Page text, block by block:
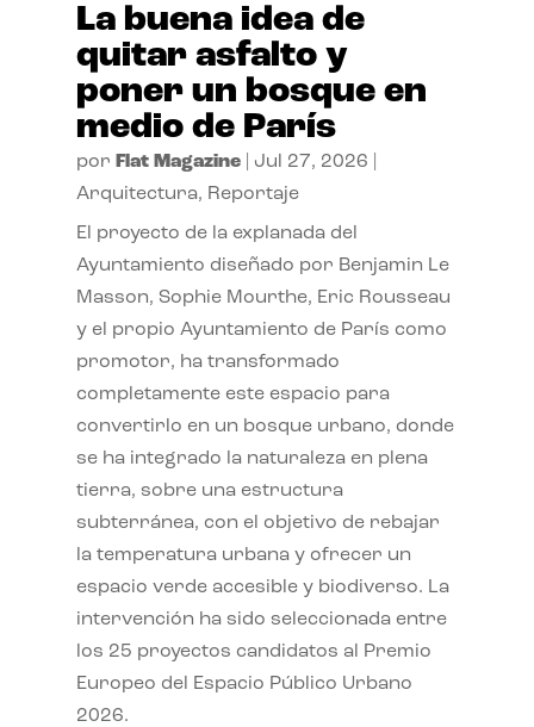
La buena idea de
quitar asfalto y
poner un bosque en
medio de París
por Flat Magazine| Jul 27, 2026
Arquitectura, Reportaje
El proyecto de la explanada del
Ayuntamiento diseñado por Benjamin Le
Masson, Sophie Mourthe, Eric Rousseau
y el propio Ayuntamiento de París como
promotor, ha transformado
completamente este espacio para
convertirlo en un bosque urbano, donde
se ha integrado la naturaleza en plena
tierra, sobre una estructura
subterránea, con el objetivo de rebajar
la temperatura urbana y ofrecer un
espacio verde accesible y biodiverso. La
intervención ha sido seleccionada entre
los 25 proyectos candidatos al Premio
Europeo del Espacio Público Urbano
2026.